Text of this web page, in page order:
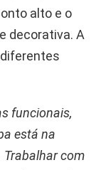
alto e o
decorativa. A
funcionais,
está na
Trabalhar com